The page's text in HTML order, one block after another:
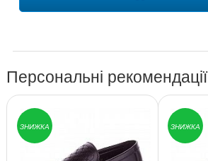
Персональні рекомендації
ЗНИЖКА ЗНИЖКА